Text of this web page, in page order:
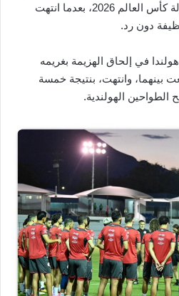
عمر دور المجموعات في بطولة كأس العالم 2026، بعدما انتهت
دون رد.
في إلحاق الهزيمة بغريمه
بينهما، وانتهت، بنتيجة خمسة
الهولندية.